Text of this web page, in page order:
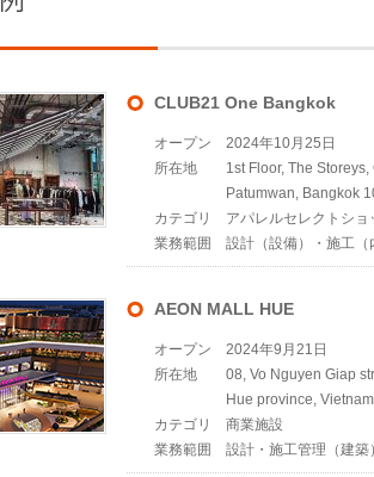
CLUB21 One Bangkok
オープン
2024年10月25日
所在地
1st Floor, The
Patumwan, Bangkok
カテゴリ
アパレルセレクトショ
業務範囲
設計（設備）・施工（
AEON MALL HUE
オープン
2024年9月21日
所在地
08, Vo Nguyen Giap
Hue province, Vietnam
カテゴリ
商業施設
業務範囲
設計・施工管理（建築）